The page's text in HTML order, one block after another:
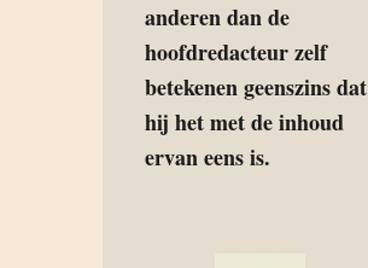
anderen dan de
hoofdredacteur zelf
betekenen geenszins dat
hij het met de inhoud
ervan eens is.